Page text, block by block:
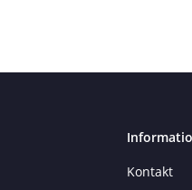
Kontakt